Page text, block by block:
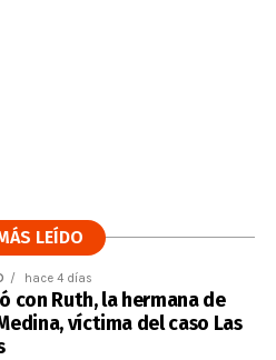
LEÍDO
hace 4 días
con Ruth, la hermana de
víctima del caso Las